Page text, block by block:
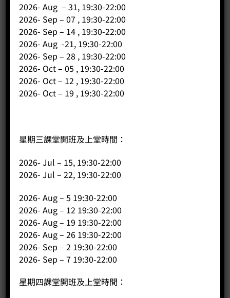
公司
導師簡介
商店（產品）
課程/工作坊
2026- Aug – 31, 19:30-22:00
2026- Sep – 07 , 19:30-22:00
2026- Sep – 14 , 19:30-22:00
2026- Aug -21, 19:30-22:00
2026- Sep – 28 , 19:30-22:00
2026- Oct – 05 , 19:30-22:00
2026- Oct – 12 , 19:30-22:00
2026- Oct – 19 , 19:30-22:00
星期三課堂開班及上堂時間：
2026- Jul – 15, 19:30-22:00
2026- Jul – 22, 19:30-22:00
2026- Aug – 5 19:30-22:00
2026- Aug – 12 19:30-22:00
2026- Aug – 19 19:30-22:00
2026- Aug – 26 19:30-22:00
2026- Sep – 2 19:30-22:00
2026- Sep – 7 19:30-22:00
星期四課堂開班及上堂時間：